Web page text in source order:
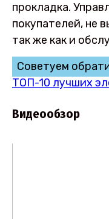
прокладка.
покупателей, не
так же как и
Советуем
ТОП-10 лучших
Видеообзор